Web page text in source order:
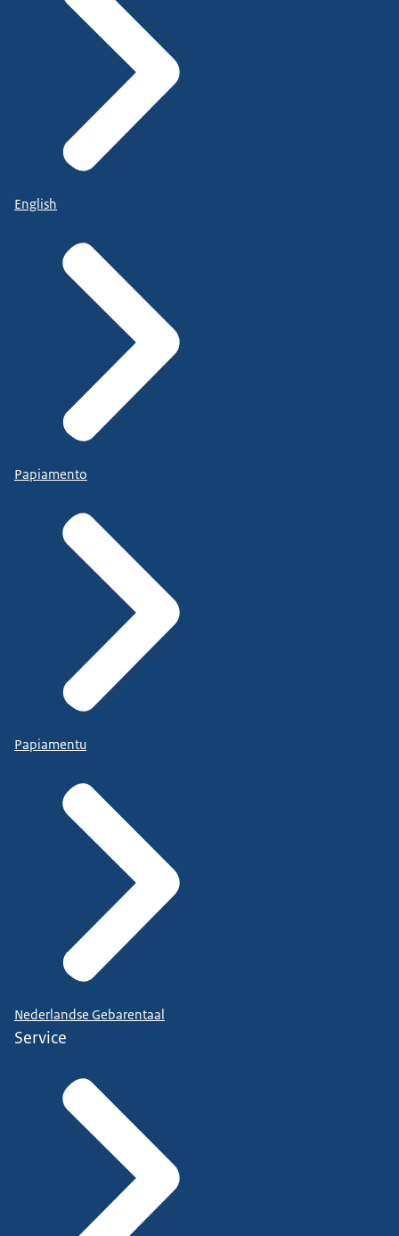
English
Papiamento
Papiamentu
Nederlandse Gebarentaal
Service